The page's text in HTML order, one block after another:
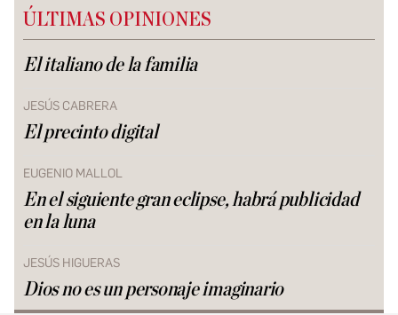
ÚLTIMAS OPINIONES
El italiano de la familia
JESÚS CABRERA
El precinto digital
EUGENIO MALLOL
En el siguiente gran eclipse, habrá publicidad
en la luna
JESÚS HIGUERAS
Dios no es un personaje imaginario